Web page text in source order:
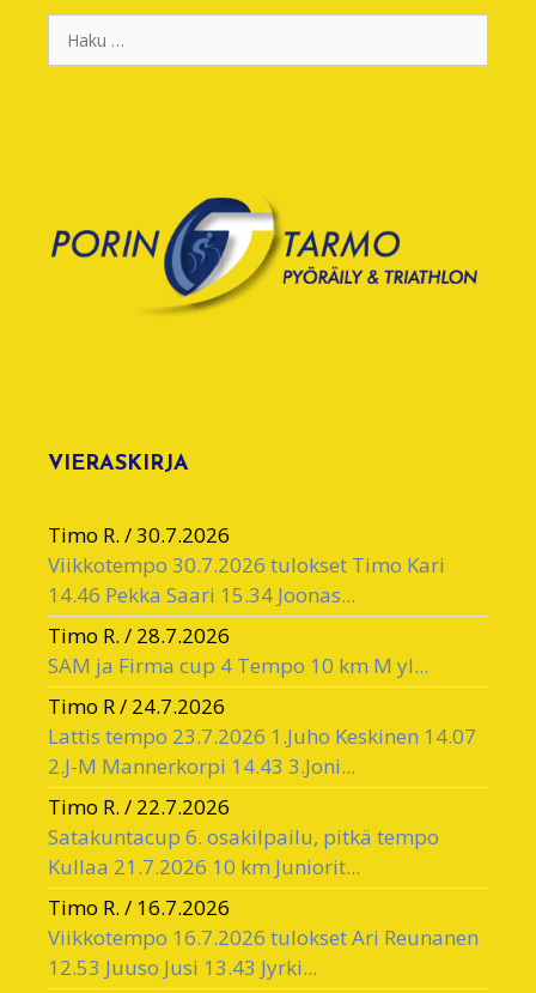
Haku:
VIERASKIRJA
Timo R. /30.7.2026
Viikkotempo 30.7.2026 tulokset Timo Kari
14.46 Pekka Saari 15.34 Joonas...
Timo R. / 28.7.2026
SAM ja Firma cup 4 Tempo 10 km M yl...
Timo R/ 24.7.2026
Lattis tempo 23.7.2026 1.Juho Keskinen 14.07
2.J-M Mannerkorpi 14.43 3.Joni...
Timo R. / 22.7.2026
Satakuntacup 6. osakilpailu, pitkä tempo
Kullaa 21.7.2026 10 km Juniorit...
Timo R. / 16.7.2026
Viikkotempo 16.7.2026 tulokset Ari Reunanen
12.53 Juuso Jusi 13.43 Jyrki...